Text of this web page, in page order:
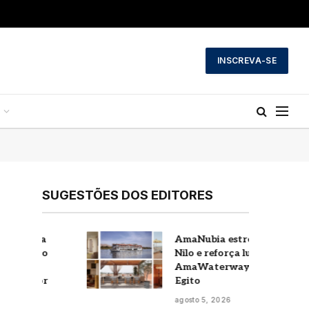
INSCREVA-SE
SUGESTÕES DOS EDITORES
AmaNubia estreia no
Nilo e reforça luxo da
AmaWaterways no
Egito
agosto 5, 2026